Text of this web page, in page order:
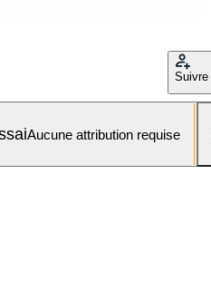
Suivre
Aucune attribution requise